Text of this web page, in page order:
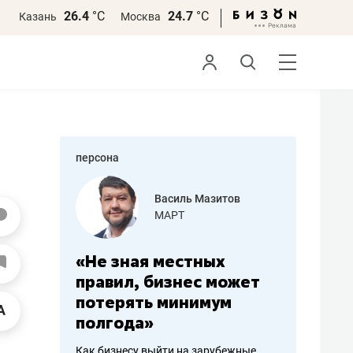
Казань 26.4 °С Москва 24.7 °С
персона
работа
Василь Мазитов
МАРТ
«Не зная местных
правил, бизнес может
потерять минимум
полгода»